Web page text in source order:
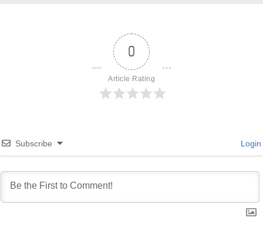
0
Article Rating
Subscribe Login